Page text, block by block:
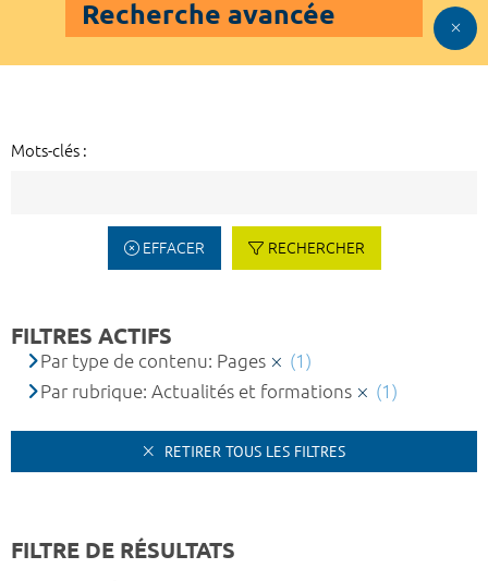
Recherche avancée
Mots-clés :
EFFACER RECHERCHER
FILTRES ACTIFS
Par type de contenu: Pages
(1)
Par rubrique: Actualités et formations
(1)
RETIRER TOUS LES FILTRES
FILTRE DE RÉSULTATS